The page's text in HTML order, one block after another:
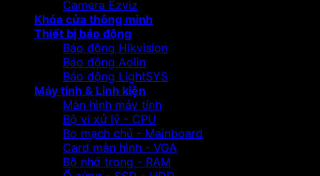
Camera Ezviz
Khóa cửa thông minh
Thiết bị báo động
Báo động Hikvision
Báo động Aolin
Báo động LightSYS
Máy tính & Linh kiện
Màn hình máy tính
Bộ vi xử lý - CPU
Bo mạch chủ - Mainboard
Card màn hình - VGA
Bộ nhớ trong - RAM